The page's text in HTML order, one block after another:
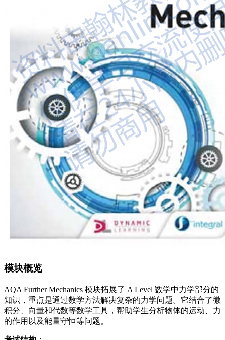
模块概览
AQA Further Mechanics 模块拓展了 A Level 数学中力学部分的
知识，重点是通过数学方法解决复杂的力学问题。它结合了微
积分、向量和代数等数学工具，帮助学生分析物体的运动、力
的作用以及能量守恒等问题。